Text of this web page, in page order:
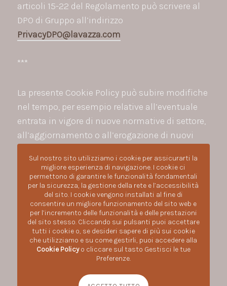
articoli 15-22 del Regolamento può scrivere al
DPO di Gruppo all’indirizzo
PrivacyDPO@lavazza.com
***
La presente Cookie Policy può subire modifiche
nel tempo, per esempio relative all’eventuale
entrata in vigore di nuove normative di settore,
all’aggiornamento o all’erogazione di nuovi
servizi o per ulteriori innovazioni tecnologiche.
L’utente è quindi invitato a consultare
periodicamente il presente testo.
tutti i diritti riservati © 2020-2023. P.IVA:01904920012
Via Bologna, 20/A, 10152 Torino TO
+3901119272827
Sul nostro sito utilizziamo i cookie per assicurarti la
migliore esperienza di navigazione. I cookie ci
permettono di garantire le funzionalità fondamentali
per la sicurezza, la gestione della rete e l’accessibilità
del sito. I cookie vengono installati al fine di
consentire un migliore funzionamento del sito web e
per l’incremento delle funzionalità e delle prestazioni
del sito stesso. Cliccando sui pulsanti puoi accettare
tutti i cookie o, se desideri sapere di più sui cookie
che utilizziamo e su come gestirli, puoi accedere alla
Cookie Policyo cliccare sul tasto Gestisci le tue
Preferenze.